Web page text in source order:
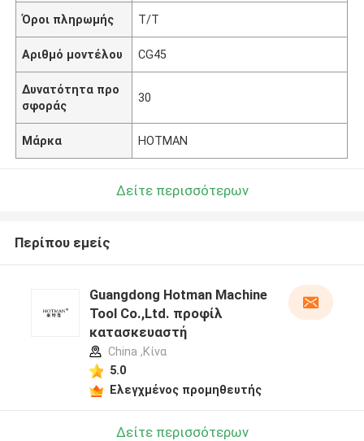
Όροι πληρωμής Τ/Τ
Αριθμό μοντέλου CG45
Δυνατότητα προ
σφοράς
30
Μάρκα HOTMAN
Δείτε περισσότερων
Περίπου εμείς
Guangdong Hotman Machine
Tool Co.,Ltd. προφίλ
κατασκευαστή
China ,Κίνα
5.0
Ελεγχμένος προμηθευτής
Δείτε περισσότερων